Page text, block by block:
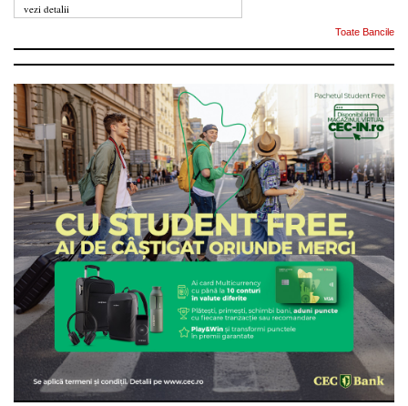
vezi detalii
Toate Bancile